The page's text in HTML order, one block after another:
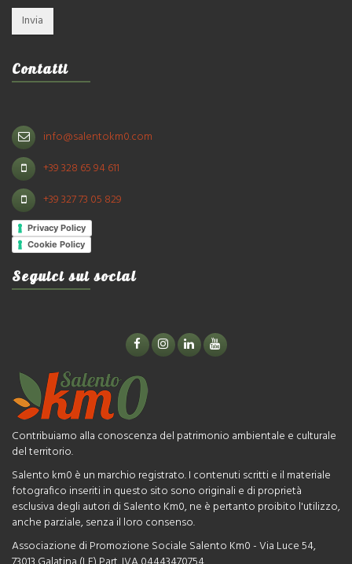
Contatti
info@salentokm0.com
+39 328 65 94 611
+39 327 73 05 829
Privacy Policy
Cookie Policy
Seguici sui social
Contribuiamo alla conoscenza del patrimonio ambientale e culturale
del territorio.
Salento km0 è un marchio registrato. I contenuti scritti e il materiale
fotografico inseriti in questo sito sono originali e di proprietà
esclusiva degli autori di Salento Km0, ne è pertanto proibito l'utilizzo,
anche parziale, senza il loro consenso.
Associazione di Promozione Sociale Salento Km0 - Via Luce 54,